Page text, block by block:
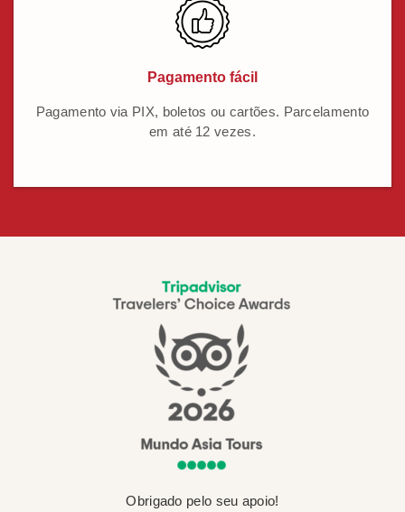
Pagamento fácil
Pagamento via PIX, boletos ou cartões. Parcelamento
em até 12 vezes.
Obrigado pelo seu apoio!